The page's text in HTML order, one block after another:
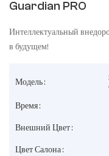
Guardian PRO
Интеллектуальный
в будущем!
Модель :
Время :
Внешний Цвет :
Цвет Салона :